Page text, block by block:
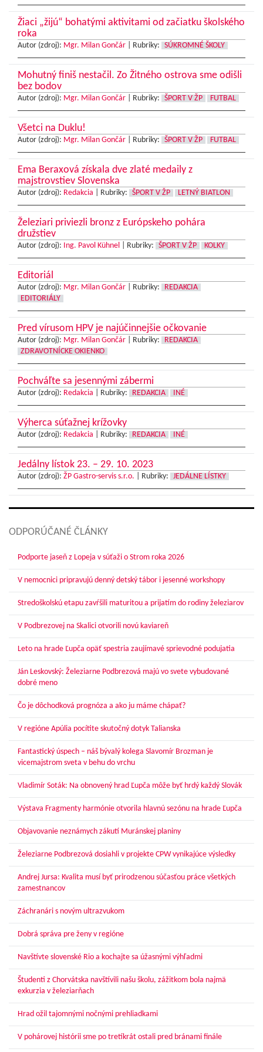
Žiaci „žijú“ bohatými aktivitami od začiatku školského
roka
Autor (zdroj): Mgr. Milan Gončár Rubriky: SÚKROMNÉ ŠKOLY
Mohutný finiš nestačil. Zo Žitného ostrova sme odišli
bez bodov
Autor (zdroj): Mgr. Milan Gončár Rubriky: ŠPORT V ŽP FUTBAL
Všetci na Duklu!
Autor (zdroj): Mgr. Milan Gončár Rubriky: ŠPORT V ŽP FUTBAL
Ema Beraxová získala dve zlaté medaily z
majstrovstiev Slovenska
Autor (zdroj): Redakcia Rubriky: ŠPORT V ŽP LETNÝ BIATLON
Železiari priviezli bronz z Európskeho pohára
družstiev
Autor (zdroj): Ing. Pavol Kühnel Rubriky: ŠPORT V ŽP KOLKY
Editoriál
Autor (zdroj): Mgr. Milan Gončár Rubriky:
REDAKCIA
EDITORIÁLY
Pred vírusom HPV je najúčinnejšie očkovanie
Autor (zdroj): Mgr. Milan Gončár Rubriky:
REDAKCIA
ZDRAVOTNÍCKE OKIENKO
Pochváľte sa jesennými zábermi
Autor (zdroj): Redakcia Rubriky: REDAKCIA INÉ
Výherca súťažnej krížovky
Autor (zdroj): Redakcia Rubriky: REDAKCIA INÉ
Jedálny lístok 23. – 29. 10. 2023
Autor (zdroj): ŽP Gastro-servis s.r.o. Rubriky: JEDÁLNE LÍSTKY
ODPORÚČANÉ ČLÁNKY
Podporte jaseň z Lopeja v súťaži o Strom roka 2026
V nemocnici pripravujú denný detský tábor i jesenné workshopy
Stredoškolskú etapu zavŕšili maturitou a prijatím do rodiny železiarov
V Podbrezovej na Skalici otvorili novú kaviareň
Leto na hrade Ľupča opäť spestria zaujímavé sprievodné podujatia
Ján Leskovský: Železiarne Podbrezová majú vo svete vybudované
dobré meno
Čo je dôchodková prognóza a ako ju máme chápať?
V regióne Apúlia pocítite skutočný dotyk Talianska
Fantastický úspech – náš bývalý kolega Slavomír Brozman je
vicemajstrom sveta v behu do vrchu
Vladimír Soták: Na obnovený hrad Ľupča môže byť hrdý každý Slovák
Výstava Fragmenty harmónie otvorila hlavnú sezónu na hrade Ľupča
Objavovanie neznámych zákutí Muránskej planiny
Železiarne Podbrezová dosiahli v projekte CPW vynikajúce výsledky
Andrej Jursa: Kvalita musí byť prirodzenou súčasťou práce všetkých
zamestnancov
Záchranári s novým ultrazvukom
Dobrá správa pre ženy v regióne
Navštívte slovenské Rio a kochajte sa úžasnými výhľadmi
Študenti z Chorvátska navštívili našu školu, zážitkom bola najmä
exkurzia v železiarňach
Hrad ožil tajomnými nočnými prehliadkami
V pohárovej histórii sme po tretíkrát ostali pred bránami finále